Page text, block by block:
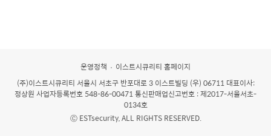
운영정책
이스트시큐리티 홈페이지
(주)이스트시큐리티 서울시 서초구 반포대로 3 이스트빌딩 (우) 06711 대표이사:
정상원 사업자등록번호 548-86-00471 통신판매업신고번호 : 제2017-서울서초-
0134호
Ⓒ ESTsecurity, ALL RIGHTS RESERVED.